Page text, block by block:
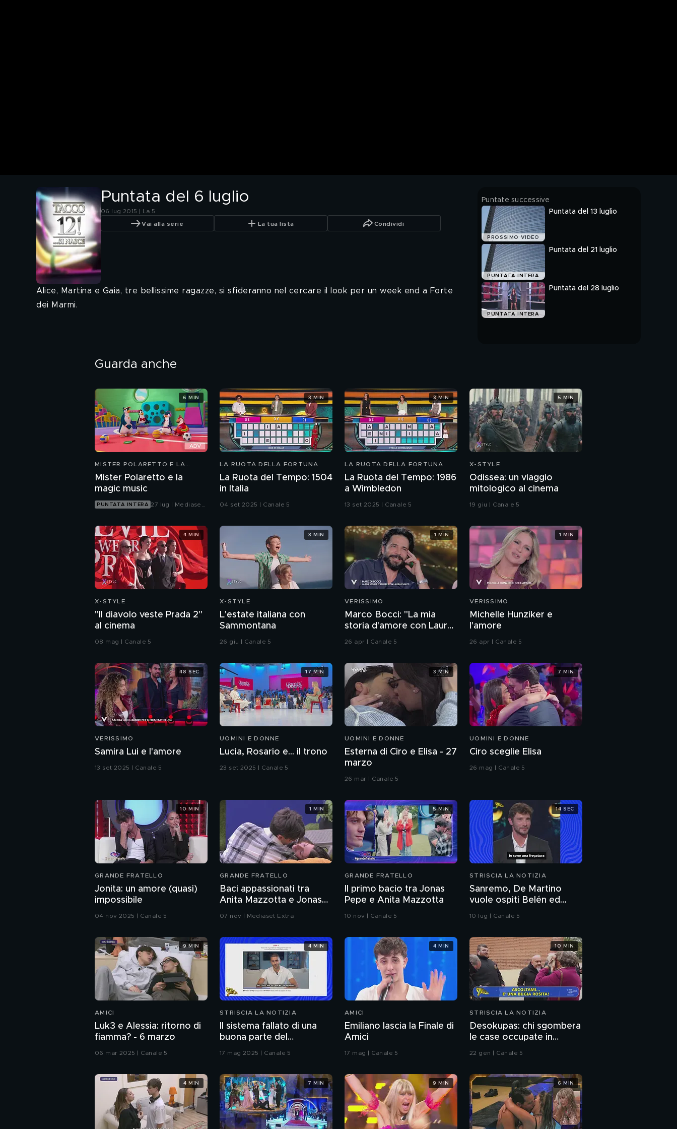
Puntata del 6 luglio
06 lug 2015 | La 5
Vai alla serie La tua lista Condividi
Alice, Martina e Gaia, tre bellissime ragazze, si sfideranno nel cercare il look per un week end a Forte
dei Marmi.
Puntate successive
PROSSIMO VIDEO
Puntata del 13 luglio
PUNTATA INTERA
Puntata del 21 luglio
PUNTATA INTERA
Puntata del 28 luglio
Guarda anche
MISTER POLARETTO E LA
Mister Polaretto e la
magic music
PUNTATA INTERA 27 lug | Mediaset
6 MIN
LA RUOTA DELLA FORTUNA
La Ruota del Tempo: 1504
in Italia
04 set 2025 | Canale 5
3 MIN
LA RUOTA DELLA FORTUNA
La Ruota del Tempo: 1986
a Wimbledon
13 set 2025 | Canale 5
3 MIN
X-STYLE
Odissea: un viaggio
mitologico al cinema
19 giu | Canale 5
5 MIN
X-STYLE
"Il diavolo veste Prada 2"
al cinema
08 mag | Canale 5
4 MIN
X-STYLE
L'estate italiana con
Sammontana
26 giu | Canale 5
3 MIN
VERISSIMO
Marco Bocci: "La mia
storia d'amore con Laura
Chiatti"
26 apr | Canale 5
1 MIN
VERISSIMO
Michelle Hunziker e
l'amore
26 apr | Canale 5
1 MIN
VERISSIMO
Samira Lui e l'amore
13 set 2025 | Canale 5
48 SEC
UOMINI E DONNE
Lucia, Rosario e... il trono
23 set 2025 | Canale 5
17 MIN
UOMINI E DONNE
Esterna di Ciro e Elisa - 27
marzo
26 mar | Canale 5
3 MIN
UOMINI E DONNE
Ciro sceglie Elisa
26 mag | Canale 5
7 MIN
GRANDE FRATELLO
Jonita: un amore (quasi)
impossibile
04 nov 2025 | Canale 5
10 MIN
GRANDE FRATELLO
Baci appassionati tra
Anita Mazzotta e Jonas
07 nov | Mediaset Extra
1 MIN
GRANDE FRATELLO
Il primo bacio tra Jonas
Pepe e Anita Mazzotta
10 nov | Canale 5
5 MIN
STRISCIA LA NOTIZIA
Sanremo, De Martino
vuole ospiti Belén ed
Emma: il curioso triangolo
10 lug | Canale 5
14 SEC
AMICI
Luk3 e Alessia: ritorno di
fiamma? - 6 marzo
06 mar 2025 | Canale 5
9 MIN
STRISCIA LA NOTIZIA
Il sistema fallato di una
buona parte del
giornalismo online: articoli
17 mag 2025 | Canale 5
4 MIN
AMICI
Emiliano lascia la Finale di
Amici
17 mag | Canale 5
4 MIN
STRISCIA LA NOTIZIA
Desokupas: chi sgombera
le case occupate in
Spagna. L'inchiesta di
22 gen | Canale 5
10 MIN
4 MIN 7 MIN 9 MIN 6 MIN